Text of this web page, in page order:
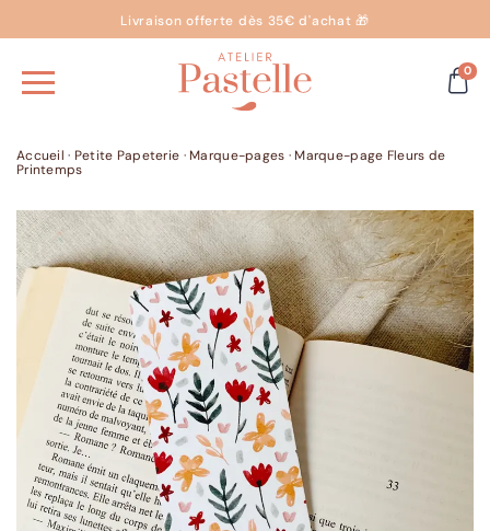
Livraison offerte dès 35€ d'achat 🎁
0
Accueil · Petite Papeterie · Marque-pages · Marque-page Fleurs de
Printemps